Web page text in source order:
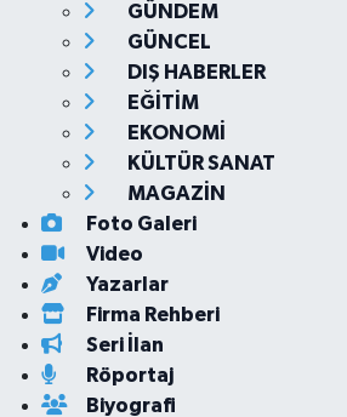
GÜNDEM
GÜNCEL
DIŞ HABERLER
EĞİTİM
EKONOMİ
KÜLTÜR SANAT
MAGAZİN
Foto Galeri
Video
Yazarlar
Firma Rehberi
Seri İlan
Röportaj
Biyografi